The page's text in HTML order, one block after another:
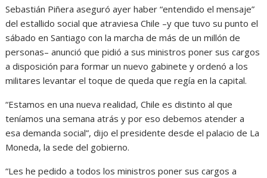
Sebastián Piñera aseguró ayer haber “entendido el mensaje”
del estallido social que atraviesa Chile –y que tuvo su punto el
sábado en Santiago con la marcha de más de un millón de
personas– anunció que pidió a sus ministros poner sus cargos
a disposición para formar un nuevo gabinete y ordenó a los
militares levantar el toque de queda que regía en la capital.
“Estamos en una nueva realidad, Chile es distinto al que
teníamos una semana atrás y por eso debemos atender a
esa demanda social”, dijo el presidente desde el palacio de La
Moneda, la sede del gobierno.
“Les he pedido a todos los ministros poner sus cargos a